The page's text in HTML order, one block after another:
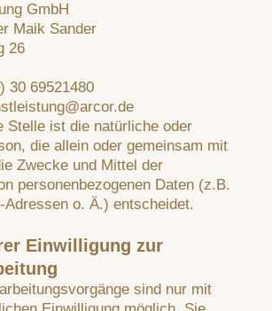
GmbH
Maik Sander
26
30 69521480
Stelle ist die natürliche oder
die allein oder gemeinsam mit
Zwecke und Mittel der
personenbezogenen Daten (z.B.
Adressen o. Ä.) entscheidet.
Einwilligung zur
sind nur mit